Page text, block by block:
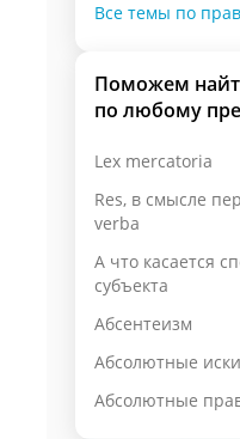
Все темы по
Поможем
по любому
Lex mercatoria
Res, в смысле
verba
А что касается
субъекта
Абсентеизм
Абсолютные иски
Абсолютные